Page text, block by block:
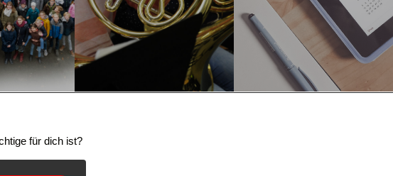
unten.
für dich ist?